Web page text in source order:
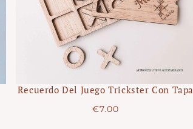
Recuerdo Del Juego Trickster Con Tapa
Precio
€7.00